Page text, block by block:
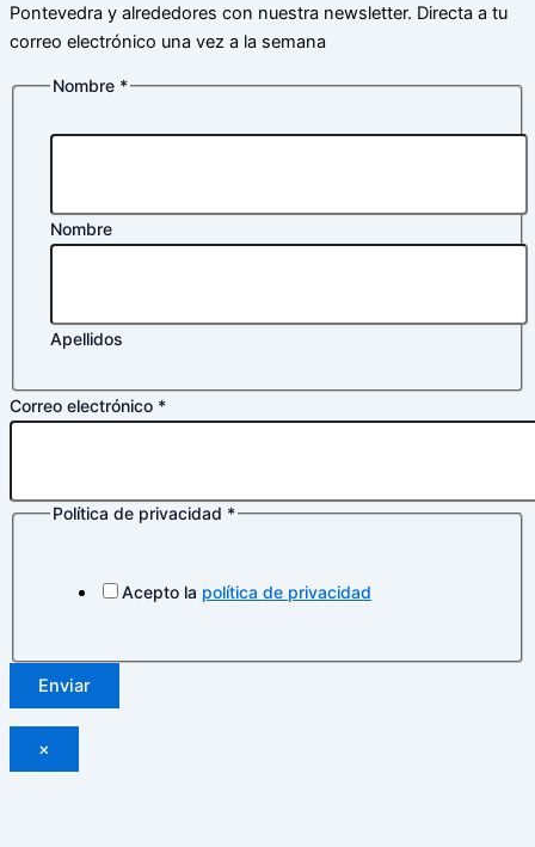
Pontevedra y alrededores con nuestra newsletter. Directa a tu
correo electrónico una vez a la semana
Nombre *
Nombre
Apellidos
Correo electrónico *
de
Política de privacidad *
Acepto la política de privacidad
Enviar
×